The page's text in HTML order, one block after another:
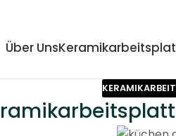
Über Uns